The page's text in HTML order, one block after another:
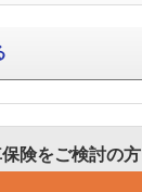
険をご検討の方